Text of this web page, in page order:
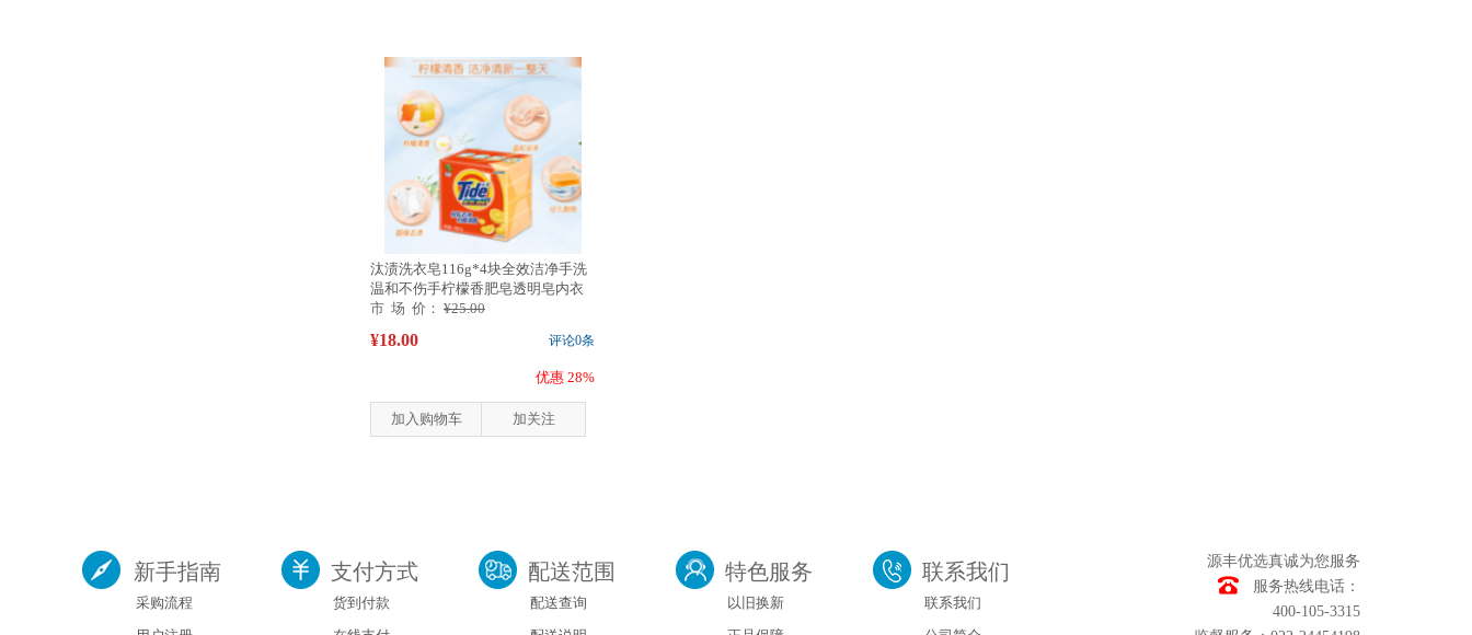
汰渍洗衣皂116g*4块全效洁净手洗
温和不伤手柠檬香肥皂透明皂内衣
可用
市 场 价： ¥25.00
评论0条
¥18.00
优惠 28%
加入购物车 加关注
新手指南
采购流程
支付方式
货到付款
配送范围
配送查询
特色服务
以旧换新
联系我们
联系我们
源丰优选真诚为您服务
服务热线电话：
400-105-3315